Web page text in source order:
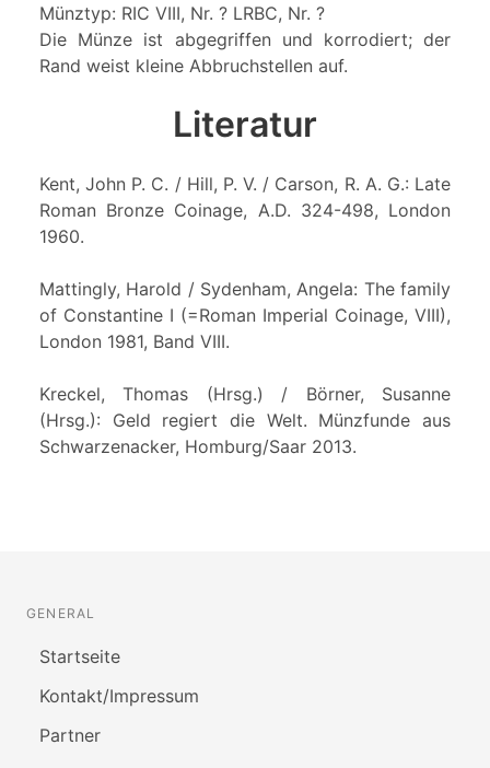
Münztyp: RIC VIII, Nr. ? LRBC, Nr. ?
Die Münze ist abgegriffen und korrodiert; der
Rand weist kleine Abbruchstellen auf.
Literatur
Kent, John P. C. / Hill, P. V. / Carson, R. A. G.: Late
Roman Bronze Coinage, A.D. 324-498, London
1960.
Mattingly, Harold / Sydenham, Angela: The family
of Constantine I (=Roman Imperial Coinage, VIII),
London 1981, Band VIII.
Kreckel, Thomas (Hrsg.) / Börner, Susanne
(Hrsg.): Geld regiert die Welt. Münzfunde aus
Schwarzenacker, Homburg/Saar 2013.
GENERAL
Startseite
Kontakt/Impressum
Partner